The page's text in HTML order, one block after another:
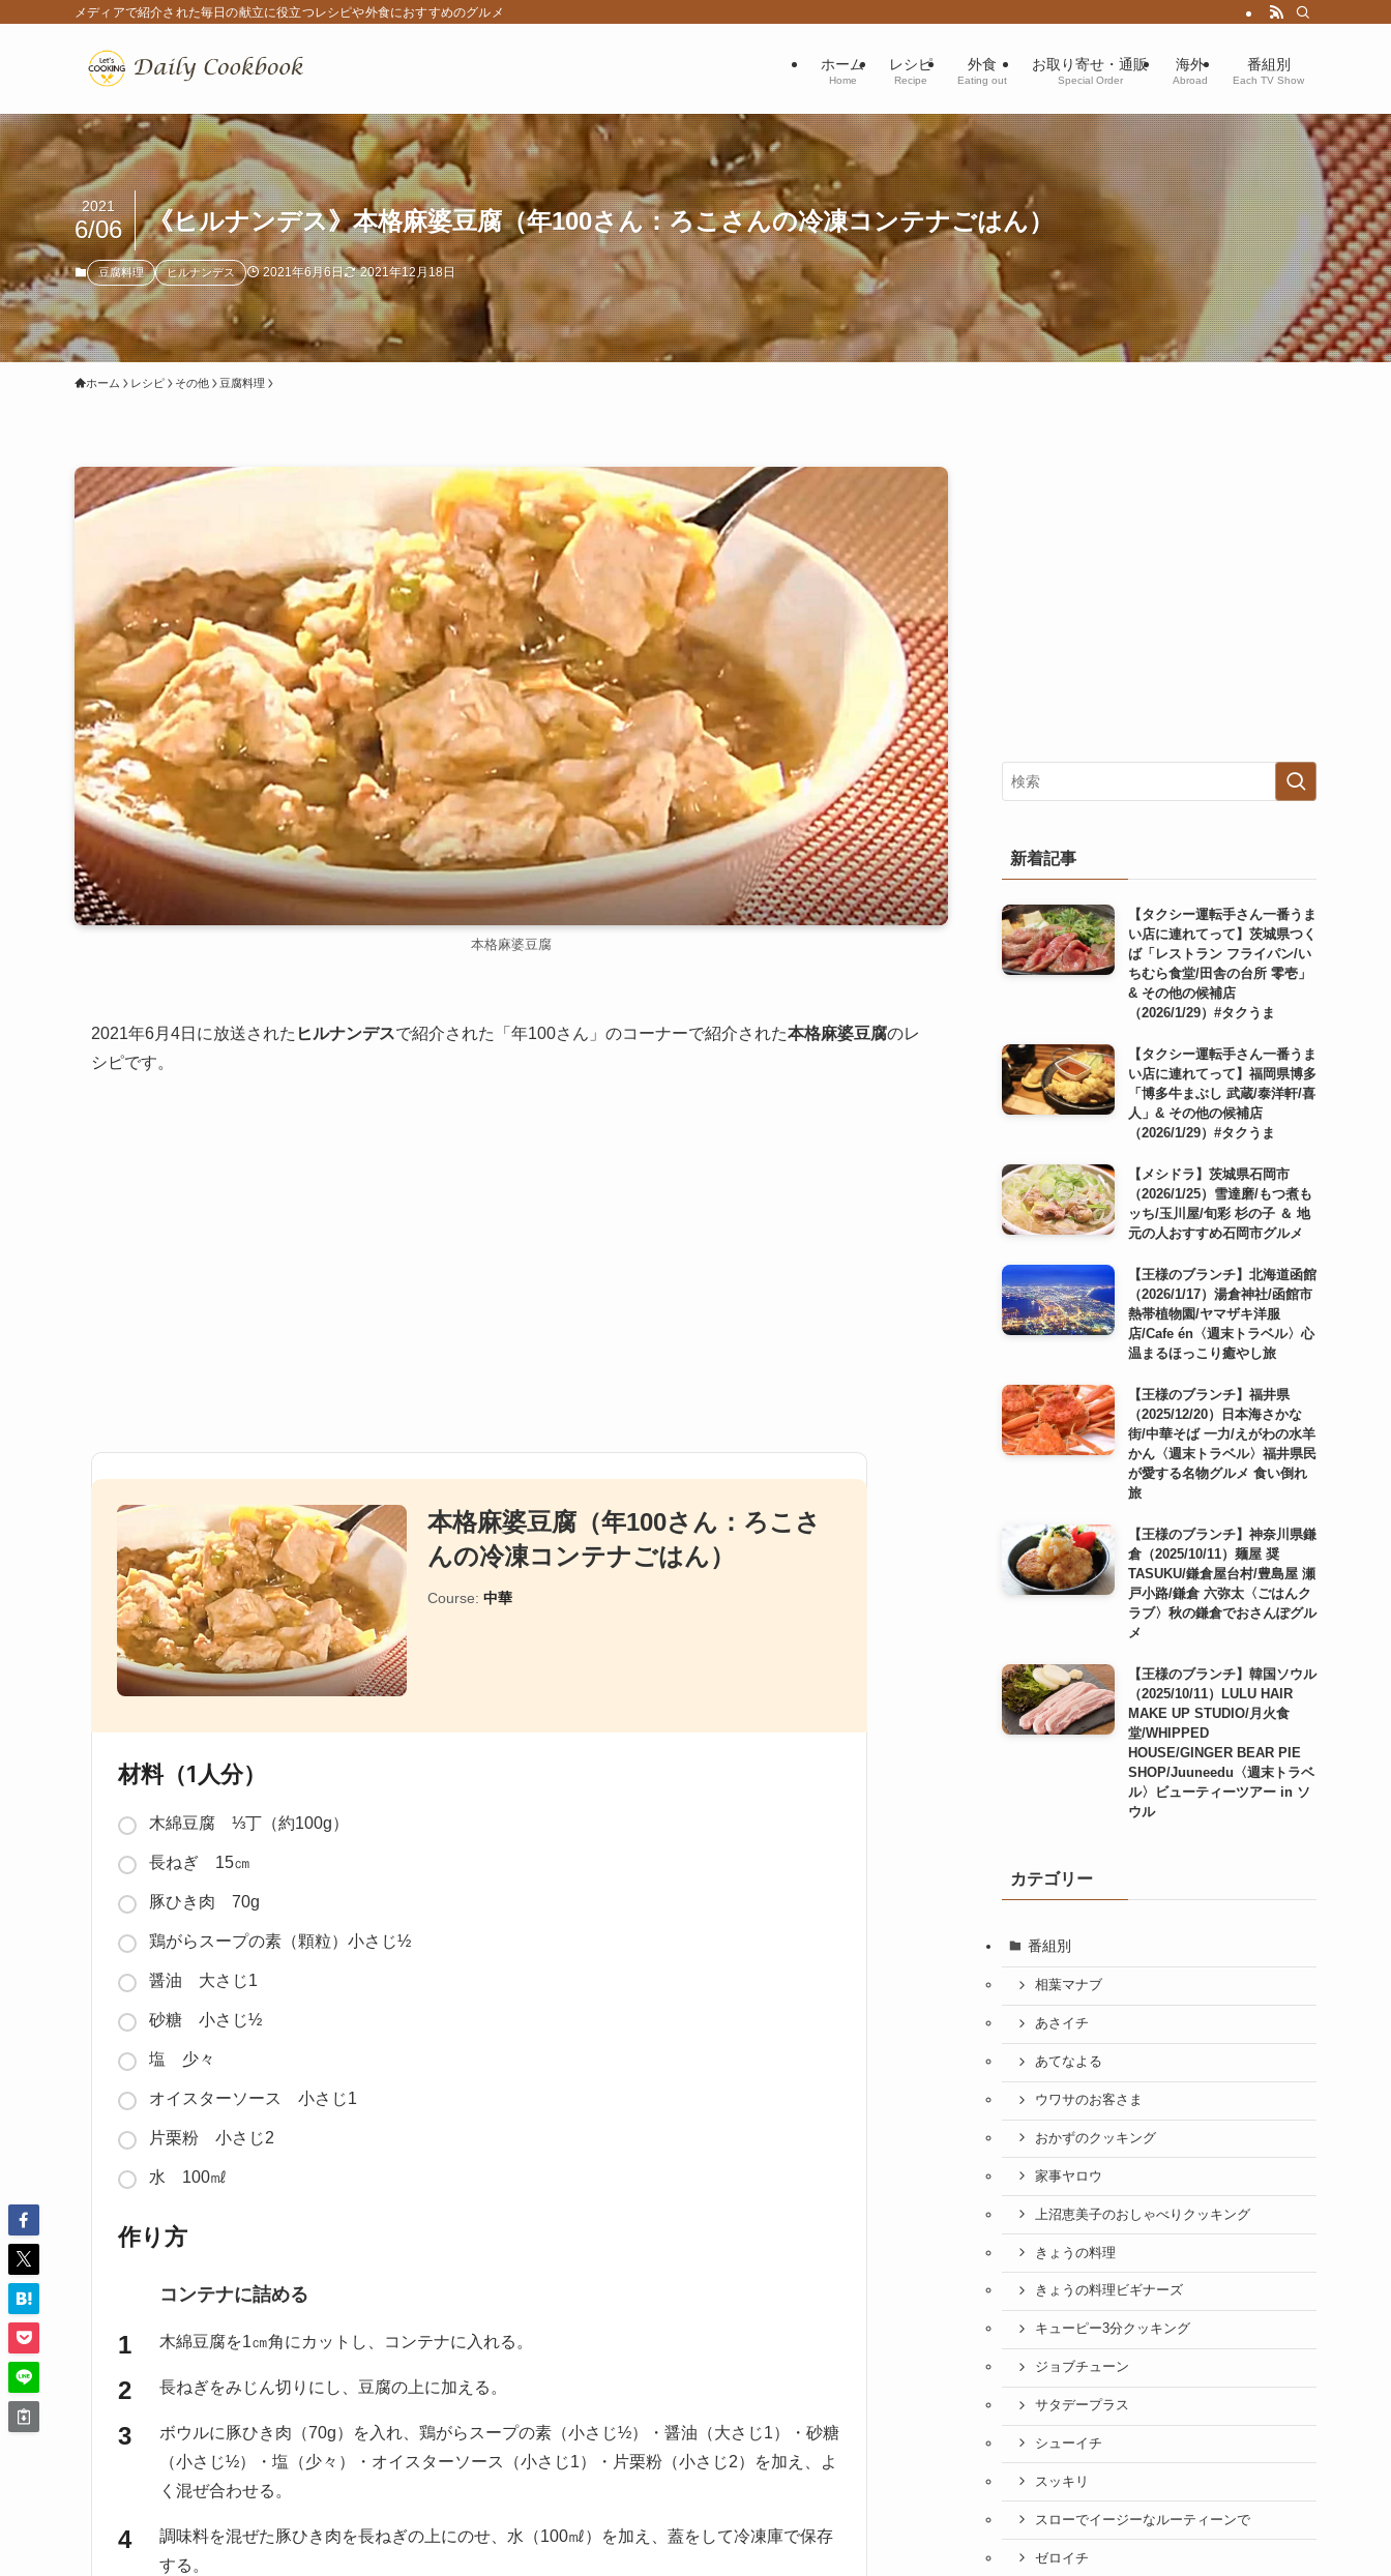
メディアで紹介された毎日の献立に役立つレシピや外食におすすめのグルメ
ホーム
Home
レシピ
Recipe
外食
Eating out
お取り寄せ・通販
Special Order
海外
Abroad
番組別
Each TV Show
《ヒルナンデス》本格麻婆豆腐（年100さん：ろこさんの冷凍コンテナごはん）
2021
6/06
豆腐料理 ヒルナンデス 2021年6月6日 2021年12月18日
ホーム レシピ その他 豆腐料理
本格麻婆豆腐
2021年6月4日に放送された ヒルナンデスで紹介された「年100さん」のコーナーで紹介された本格麻婆豆腐のレ
シピです。
本格麻婆豆腐（年100さん：ろこさ
んの冷凍コンテナごはん）
Course: 中華
材料（1人分）
木綿豆腐 ⅓丁（約100g）
長ねぎ 15㎝
豚ひき肉 70g
鶏がらスープの素（顆粒）小さじ½
醤油 大さじ1
砂糖 小さじ½
塩 少々
オイスターソース 小さじ1
片栗粉 小さじ2
水 100㎖
作り方
コンテナに詰める
木綿豆腐を1㎝角にカットし、コンテナに入れる。
長ねぎをみじん切りにし、豆腐の上に加える。
ボウルに豚ひき肉（70g）を入れ、鶏がらスープの素（小さじ½）・醤油（大さじ1）・砂糖
（小さじ½）・塩（少々）・オイスターソース（小さじ1）・片栗粉（小さじ2）を加え、よ
く混ぜ合わせる。
調味料を混ぜた豚ひき肉を長ねぎの上にのせ、水（100㎖）を加え、蓋をして冷凍庫で保存
する。
新着記事
【タクシー運転手さん一番うま
い店に連れてって】茨城県つく
ば「レストラン フライパン/い
ちむら食堂/田舎の台所 零壱」
& その他の候補店
（2026/1/29）#タクうま
【タクシー運転手さん一番うま
い店に連れてって】福岡県博多
「博多牛まぶし 武蔵/泰洋軒/喜
人」& その他の候補店
（2026/1/29）#タクうま
【メシドラ】茨城県石岡市
（2026/1/25）雪達磨/もつ煮も
ッち/玉川屋/旬彩 杉の子 ＆ 地
元の人おすすめ石岡市グルメ
【王様のブランチ】北海道函館
（2026/1/17）湯倉神社/函館市
熱帯植物園/ヤマザキ洋服
店/Cafe én〈週末トラベル〉心
温まるほっこり癒やし旅
【王様のブランチ】福井県
（2025/12/20）日本海さかな
街/中華そば 一力/えがわの水羊
かん〈週末トラベル〉福井県民
が愛する名物グルメ 食い倒れ
旅
【王様のブランチ】神奈川県鎌
倉（2025/10/11）麺屋 奨
TASUKU/鎌倉屋台村/豊島屋 瀬
戸小路/鎌倉 六弥太〈ごはんク
ラブ〉秋の鎌倉でおさんぽグル
メ
【王様のブランチ】韓国ソウル
（2025/10/11）LULU HAIR
MAKE UP STUDIO/月火食
堂/WHIPPED
HOUSE/GINGER BEAR PIE
SHOP/Juuneedu〈週末トラベ
ル〉ビューティーツアー in ソ
ウル
カテゴリー
番組別
相葉マナブ
あさイチ
あてなよる
ウワサのお客さま
おかずのクッキング
家事ヤロウ
上沼恵美子のおしゃべりクッキング
きょうの料理
きょうの料理ビギナーズ
キューピー3分クッキング
ジョブチューン
サタデープラス
シューイチ
スッキリ
スローでイージーなルーティーンで
ゼロイチ